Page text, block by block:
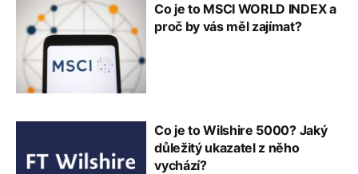
Co je to MSCI WORLD INDEX a
proč by vás měl zajímat?
Co je to Wilshire 5000? Jaký
důležitý ukazatel z něho
vychází?